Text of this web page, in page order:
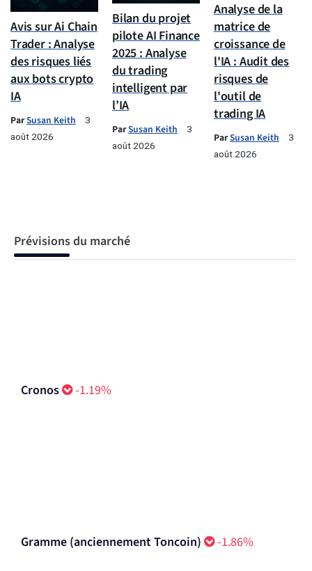
Avis sur Ai Chain
Trader : Analyse
des risques liés
aux bots crypto
IA
ParSusan Keith
3
août 2026
Bilan du projet
pilote AI Finance
2025 : Analyse
du trading
intelligent par
l’IA
ParSusan Keith
3
août 2026
Analyse de la
matrice de
croissance de
l'IA : Audit des
risques de
l'outil de
trading IA
ParSusan Keith
3
août 2026
Prévisions du marché